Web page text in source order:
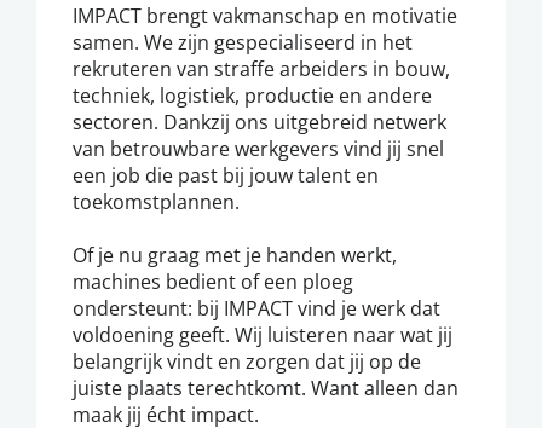
IMPACT brengt vakmanschap en motivatie
samen. We zijn gespecialiseerd in het
rekruteren van straffe arbeiders in bouw,
techniek, logistiek, productie en andere
sectoren. Dankzij ons uitgebreid netwerk
van betrouwbare werkgevers vind jij snel
een job die past bij jouw talent en
toekomstplannen.
Of je nu graag met je handen werkt,
machines bedient of een ploeg
ondersteunt: bij IMPACT vind je werk dat
voldoening geeft. Wij luisteren naar wat jij
belangrijk vindt en zorgen dat jij op de
juiste plaats terechtkomt. Want alleen dan
maak jij écht impact.